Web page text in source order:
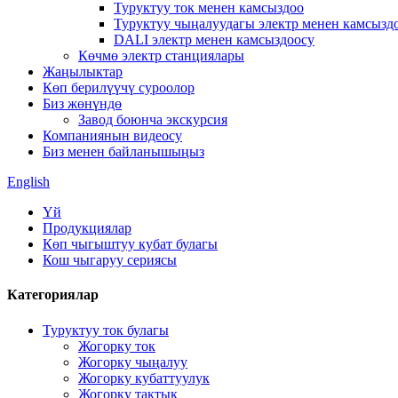
Туруктуу ток менен камсыздоо
Туруктуу чыңалуудагы электр менен
DALI электр менен камсыздоосу
Көчмө электр станциялары
Жаңылыктар
Көп берилүүчү суроолор
Биз жөнүндө
Завод боюнча экскурсия
Компаниянын видеосу
Биз менен байланышыңыз
English
Үй
Продукциялар
Көп чыгыштуу кубат булагы
Кош чыгаруу сериясы
Категориялар
Туруктуу ток булагы
Жогорку ток
Жогорку чыңалуу
Жогорку кубаттуулук
Жогорку тактык